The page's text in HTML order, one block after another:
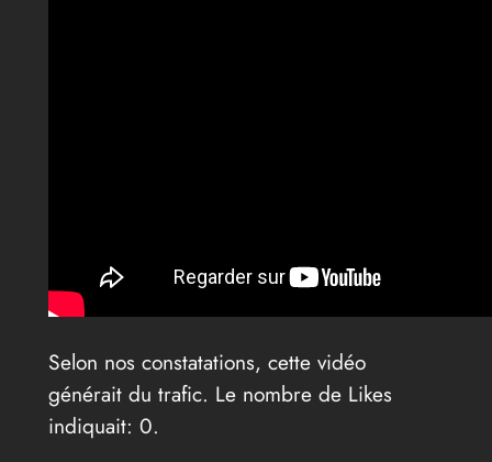
Selon nos constatations, cette vidéo
générait du trafic. Le nombre de Likes
indiquait: 0.